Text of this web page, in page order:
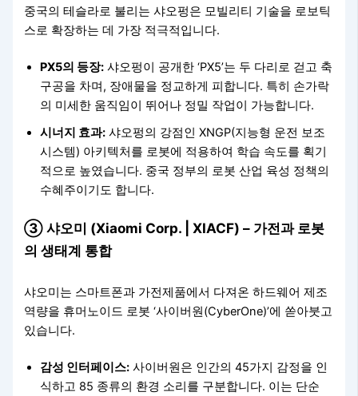
중국의 테슬라로 불리는 샤오펑은 모빌리티 기술을 로보틱
스로 확장하는 데 가장 적극적입니다.
PX5의 등장: 샤오펑이 공개한 ‘PX5’는 두 다리로 걷고 축
구공을 차며, 장애물을 정교하게 피합니다. 특히 손가락
의 미세한 움직임이 뛰어나 정밀 작업이 가능합니다.
시너지 효과: 샤오펑의 강점인 XNGP(지능형 운전 보조
시스템) 아키텍처를 로봇에 적용하여 학습 속도를 획기
적으로 높였습니다. 중국 정부의 로봇 산업 육성 정책의
수혜주이기도 합니다.
③ 샤오미 (Xiaomi Corp. | XIACF) – 가전과 로봇
의 생태계 통합
샤오미는 스마트폰과 가전제품에서 다져온 하드웨어 제조
역량을 휴머노이드 로봇 ‘사이버원(CyberOne)’에 쏟아붓고
있습니다.
감성 인터페이스: 사이버원은 인간의 45가지 감정을 인
식하고 85 종류의 환경 소리를 구분합니다. 이는 단순